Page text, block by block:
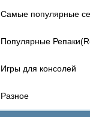
Самые популярные
Популярные
Игры для консолей
Разное